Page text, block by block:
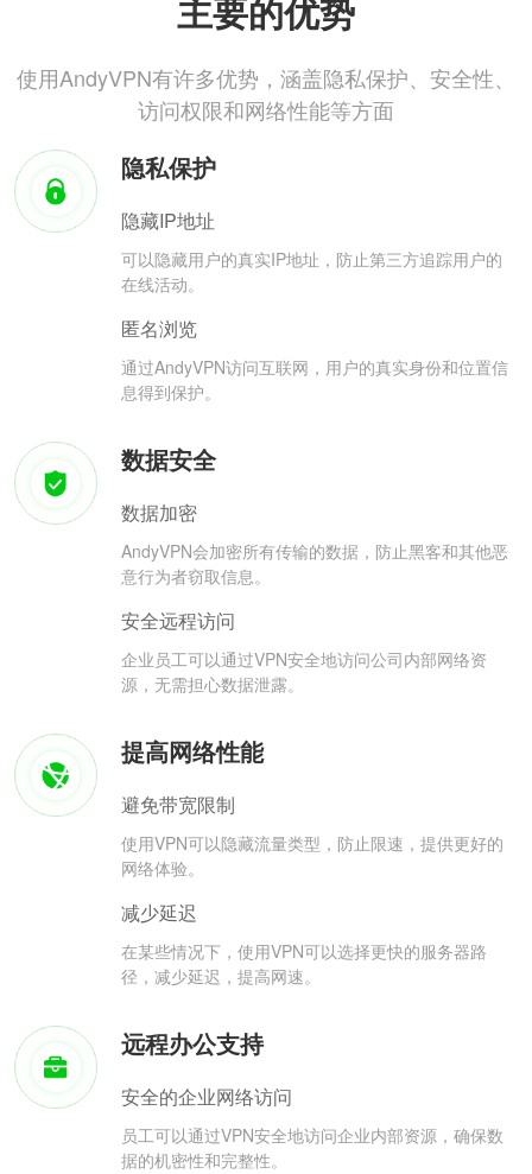
主要的优势
使用AndyVPN有许多优势，涵盖隐私保护、安全性、
访问权限和网络性能等方面
隐私保护
隐藏IP地址
可以隐藏用户的真实IP地址，防止第三方追踪用户的
在线活动。
匿名浏览
通过AndyVPN访问互联网，用户的真实身份和位置信
息得到保护。
数据安全
数据加密
AndyVPN会加密所有传输的数据，防止黑客和其他恶
意行为者窃取信息。
安全远程访问
企业员工可以通过VPN安全地访问公司内部网络资
源，无需担心数据泄露。
提高网络性能
避免带宽限制
使用VPN可以隐藏流量类型，防止限速，提供更好的
网络体验。
减少延迟
在某些情况下，使用VPN可以选择更快的服务器路
径，减少延迟，提高网速。
远程办公支持
安全的企业网络访问
员工可以通过VPN安全地访问企业内部资源，确保数
据的机密性和完整性。